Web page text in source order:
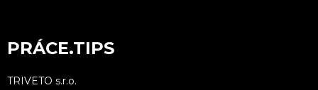
PRÁCE.TIPS
TRIVETO s.r.o.